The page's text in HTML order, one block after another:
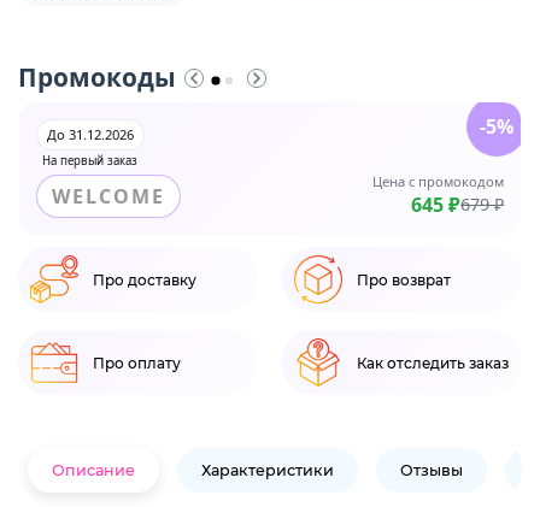
Промокоды
На первый заказ
До 31.12.2026
WELCOME
Цена с промокодом
645 ₽679 ₽
-5%
Про доставку Про возврат
Про оплату Как отследить заказ
Описание Характеристики Отзывы